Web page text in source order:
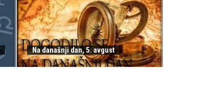
Na današnji dan, 5. avgust